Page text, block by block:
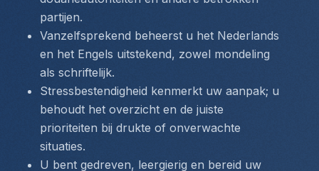
partijen.
Vanzelfsprekend beheerst u het Nederlands
en het Engels uitstekend, zowel mondeling
als schriftelijk.
Stressbestendigheid kenmerkt uw aanpak; u
behoudt het overzicht en de juiste
prioriteiten bij drukte of onverwachte
situaties.
U bent gedreven, leergierig en bereid uw